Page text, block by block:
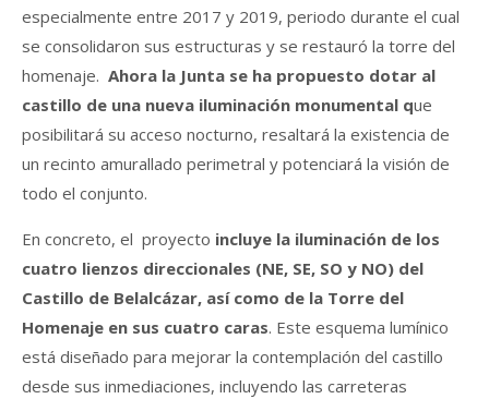
especialmente entre 2017 y 2019, periodo durante el cual
se consolidaron sus estructuras y se restauró la torre del
homenaje. Ahora la Junta se ha propuesto dotar al
castillo de una nueva iluminación monumental que
posibilitará su acceso nocturno, resaltará la existencia de
un recinto amurallado perimetral y potenciará la visión de
todo el conjunto.
En concreto, el proyecto incluye la iluminación de los
cuatro lienzos direccionales (NE, SE, SO y NO) del
Castillo de Belalcázar, así como de la Torre del
Homenaje en sus cuatro caras. Este esquema lumínico
está diseñado para mejorar la contemplación del castillo
desde sus inmediaciones, incluyendo las carreteras